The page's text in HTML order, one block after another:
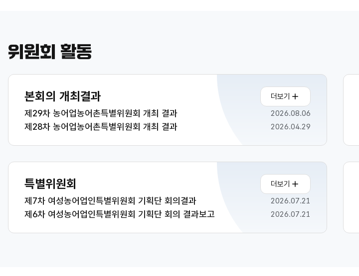
위원회 활동
본회의 개최결과 더보기
제29차 농어업농어촌특별위원회 개최 결과 2026.08.06
제28차 농어업농어촌특별위원회 개최 결과 2026.04.29
특별위원회 더보기
제7차 여성농어업인특별위원회 기획단 회의결과 2026.07.21
제6차 여성농어업인특별위원회 기획단 회의 결과보고 2026.07.21